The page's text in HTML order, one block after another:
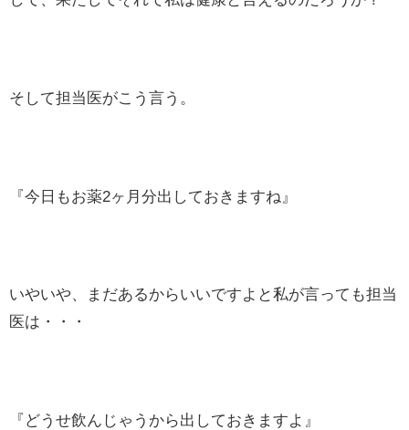
そして担当医がこう言う。
『今日もお薬2ヶ月分出しておきますね』
いやいや、まだあるからいいですよと私が言っても担当
医は・・・
『どうせ飲んじゃうから出しておきますよ』